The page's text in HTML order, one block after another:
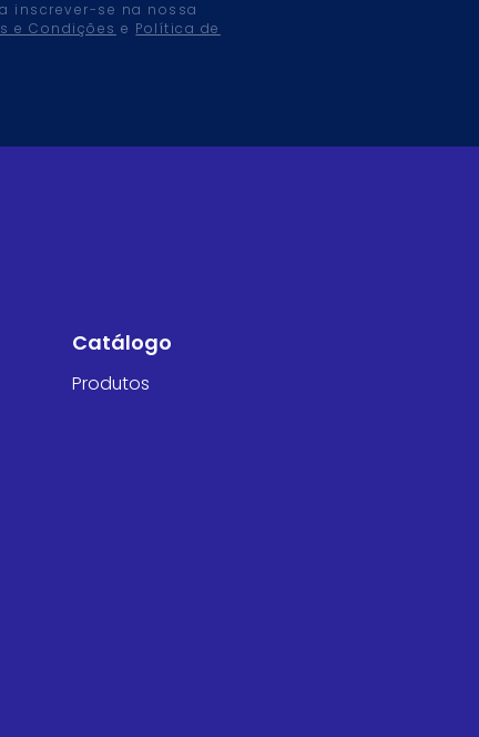
inscrever-se na nossa
e Condições e Política de
Catálogo
Produtos